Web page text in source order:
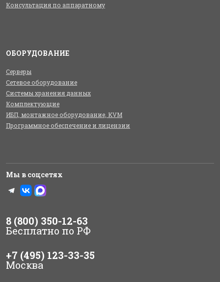
Консультация по аппаратному
ОБОРУДОВАНИЕ
Серверы
Сетевое оборудование
Системы хранения данных
Комплектующие
ИБП, монтажное оборудование, KVM
Программное обеспечение и лицензии
Мы в соцсетях
8 (800) 350-12-63
Бесплатно по РФ
+7 (495) 123-33-35
Москва